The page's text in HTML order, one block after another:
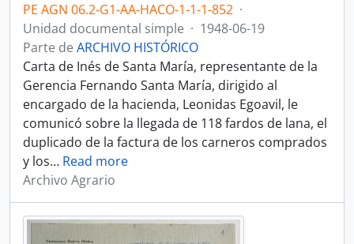
PE AGN 06.2-G1-AA-HACO-1-1-1-852 ·
Unidad documental simple · 1948-06-19
Parte de ARCHIVO HISTÓRICO
Carta de Inés de Santa María, representante de la
Gerencia Fernando Santa María, dirigido al
encargado de la hacienda, Leonidas Egoavil, le
comunicó sobre la llegada de 118 fardos de lana, el
duplicado de la factura de los carneros comprados
y los… Read more
Archivo Agrario